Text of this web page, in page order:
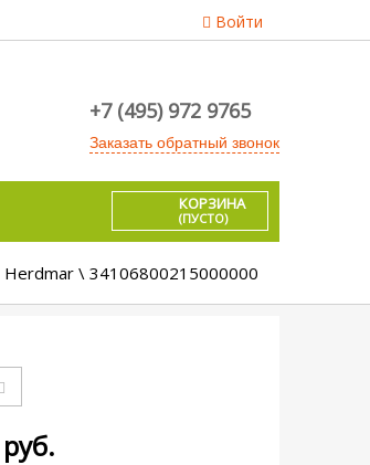
Войти
+7 (495) 972 9765
Заказать обратный звонок
КОРЗИНА
(ПУСТО)
\ 34106800215000000
руб.